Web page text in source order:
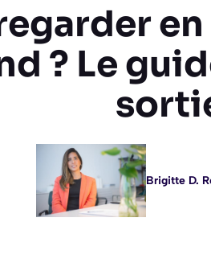
? Le
Brigitte D.